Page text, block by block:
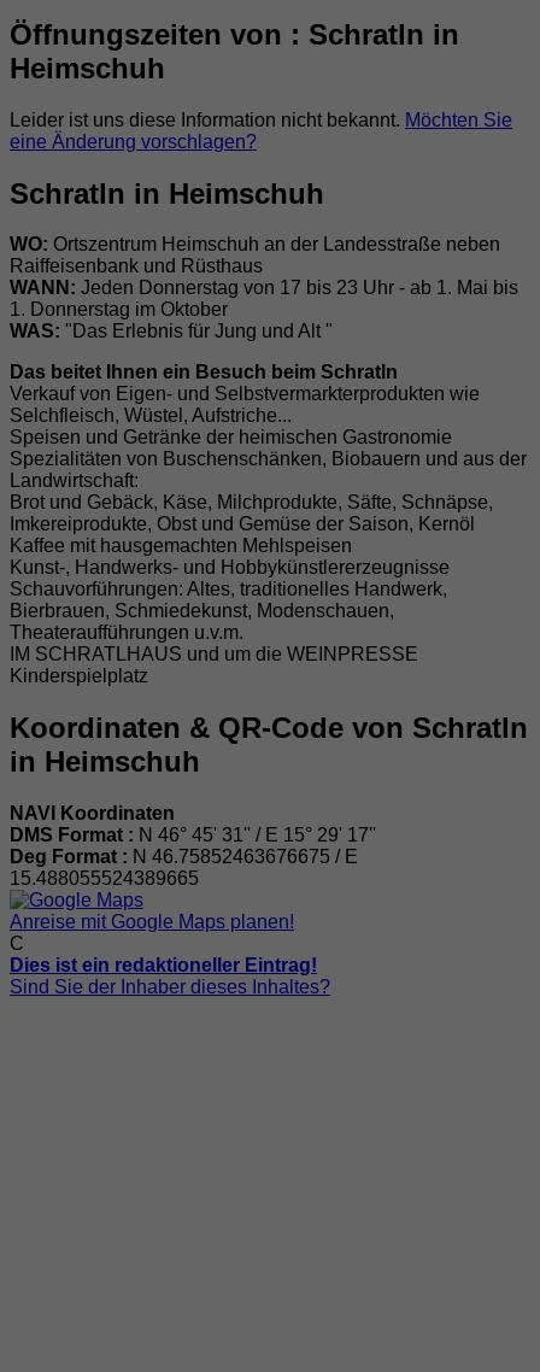
Öffnungszeiten von : Schratln in
Heimschuh
Leider ist uns diese Information nicht bekannt. Möchten Sie
eine Änderung vorschlagen?
Schratln in Heimschuh
WO: Ortszentrum Heimschuh an der Landesstraße neben
Raiffeisenbank und Rüsthaus
WANN: Jeden Donnerstag von 17 bis 23 Uhr - ab 1. Mai bis
1. Donnerstag im Oktober
WAS: "Das Erlebnis für Jung und Alt "
Das beitet Ihnen ein Besuch beim Schratln
Verkauf von Eigen- und Selbstvermarkterprodukten wie
Selchfleisch, Wüstel, Aufstriche...
Speisen und Getränke der heimischen Gastronomie
Spezialitäten von Buschenschänken, Biobauern und aus der
Landwirtschaft:
Brot und Gebäck, Käse, Milchprodukte, Säfte, Schnäpse,
Imkereiprodukte, Obst und Gemüse der Saison, Kernöl
Kaffee mit hausgemachten Mehlspeisen
Kunst-, Handwerks- und Hobbykünstlererzeugnisse
Schauvorführungen: Altes, traditionelles Handwerk,
Bierbrauen, Schmiedekunst, Modenschauen,
Theateraufführungen u.v.m.
IM SCHRATLHAUS und um die WEINPRESSE
Kinderspielplatz
Koordinaten & QR-Code von Schratln
in Heimschuh
NAVI Koordinaten
DMS Format : N 46° 45' 31'' / E 15° 29' 17''
Deg Format : N 46.75852463676675 / E
15.488055524389665
Anreise mit Google Maps planen!
C
Dies ist ein redaktioneller Eintrag!
Sind Sie der Inhaber dieses Inhaltes?